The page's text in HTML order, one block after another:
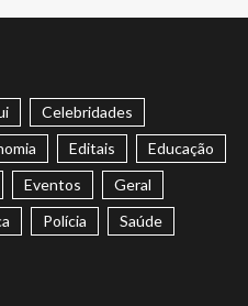
Celebridades
Editais
Educação
Eventos
Geral
Polícia
Saúde